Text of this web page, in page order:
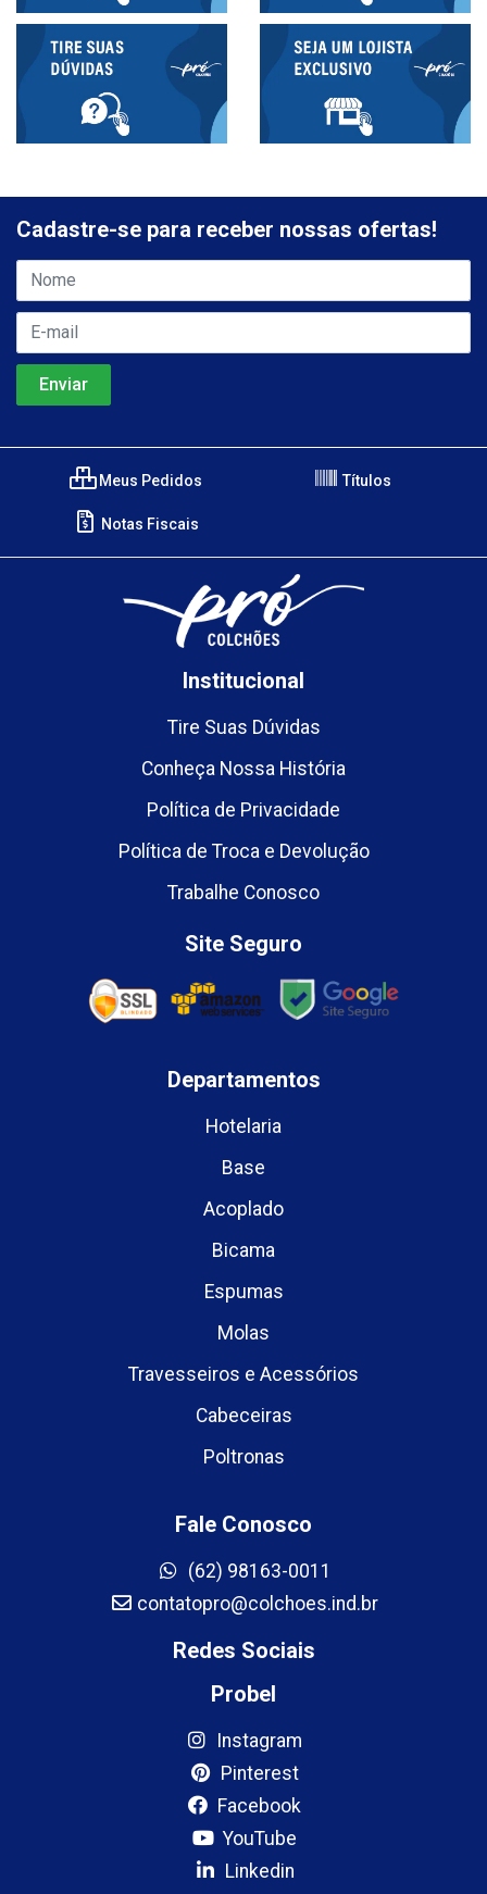
Cadastre-se para receber nossas ofertas!
Meus Pedidos Títulos
Notas Fiscais
Institucional
Tire Suas Dúvidas
Conheça Nossa História
Política de Privacidade
Política de Troca e Devolução
Trabalhe Conosco
Site Seguro
Departamentos
Hotelaria
Base
Acoplado
Bicama
Espumas
Molas
Travesseiros e Acessórios
Cabeceiras
Poltronas
Fale Conosco
(62) 98163-0011
contatopro@colchoes.ind.br
Redes Sociais
Probel
Instagram
Pinterest
Facebook
YouTube
Linkedin